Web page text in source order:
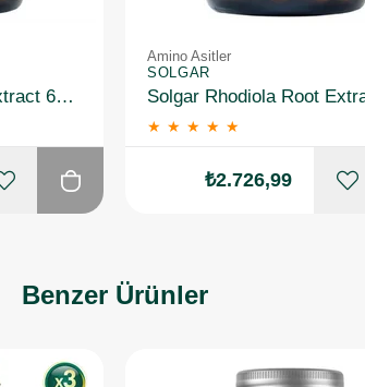
Solgar Rhodiola Root Extract 60 Kapsül
Amino Asitler
SOLGAR
★ ★ ★ ★ ★
₺2.726,99
Benzer Ürünler